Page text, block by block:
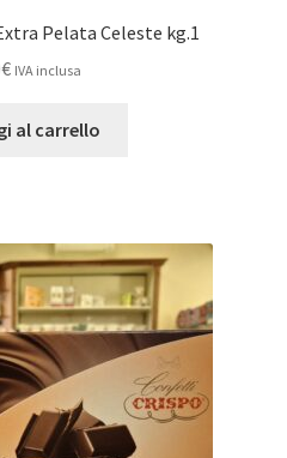
Pelata Celeste kg.1
€ IVA inclusa
al carrello